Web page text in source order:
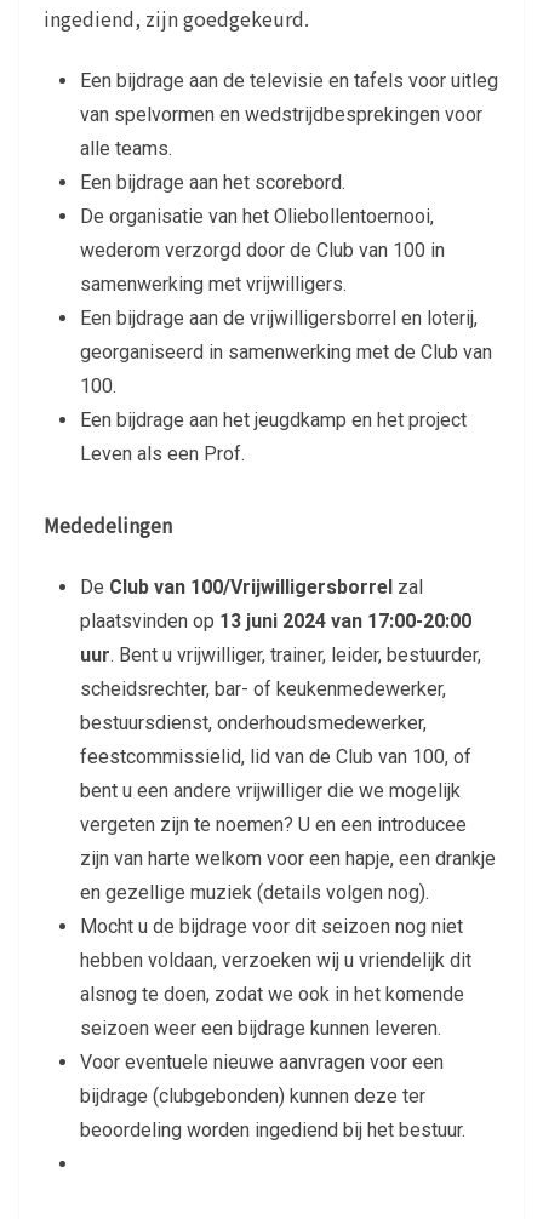
ingediend, zijn goedgekeurd.
Een bijdrage aan de televisie en tafels voor uitleg
van spelvormen en wedstrijdbesprekingen voor
alle teams.
Een bijdrage aan het scorebord.
De organisatie van het Oliebollentoernooi,
wederom verzorgd door de Club van 100 in
samenwerking met vrijwilligers.
Een bijdrage aan de vrijwilligersborrel en loterij,
georganiseerd in samenwerking met de Club van
100.
Een bijdrage aan het jeugdkamp en het project
Leven als een Prof.
Mededelingen
De Club van 100/Vrijwilligersborrel zal
plaatsvinden op 13 juni 2024 van 17:00-20:00
uur. Bent u vrijwilliger, trainer, leider, bestuurder,
scheidsrechter, bar- of keukenmedewerker,
bestuursdienst, onderhoudsmedewerker,
feestcommissielid, lid van de Club van 100, of
bent u een andere vrijwilliger die we mogelijk
vergeten zijn te noemen? U en een introducee
zijn van harte welkom voor een hapje, een drankje
en gezellige muziek (details volgen nog).
Mocht u de bijdrage voor dit seizoen nog niet
hebben voldaan, verzoeken wij u vriendelijk dit
alsnog te doen, zodat we ook in het komende
seizoen weer een bijdrage kunnen leveren.
Voor eventuele nieuwe aanvragen voor een
bijdrage (clubgebonden) kunnen deze ter
beoordeling worden ingediend bij het bestuur.